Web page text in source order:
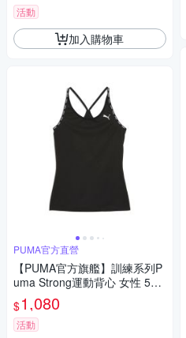
活動
加入購物車
PUMA官方直營
【PUMA官方旗艦】訓練系列P
uma Strong運動背心 女性 525
99801
$1,080
活動